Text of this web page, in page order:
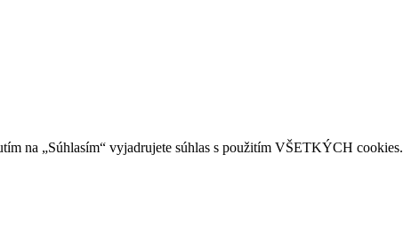
na „Súhlasím“ vyjadrujete súhlas s použitím VŠETKÝCH cookies.